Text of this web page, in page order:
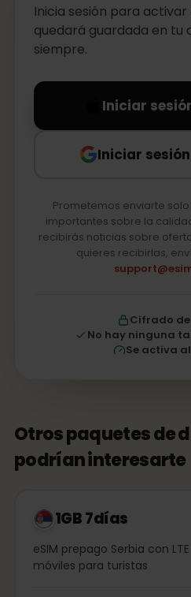
Inicia sesión para activar
quedará guardada en tu
siempre.
Iniciar
Iniciar
Prometemos enviarte
importantes sobre la
recibirás noticias sobre
quieres recibirlas,
Cifrado
No hay ninguna
Se activa
Otros paquetes de
podrían interesarte
1GB 7días
eSIM prepago Serbia con
móviles para turistas